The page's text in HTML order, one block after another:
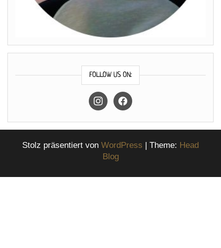
FOLLOW US ON:
instagramfacebook
Stolz präsentiert von WordPress | Theme: Head
Blog